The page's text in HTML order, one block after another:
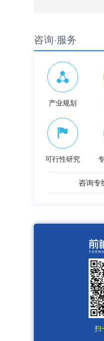
咨询·服务
产业规划
可行性研究
咨询专
扫